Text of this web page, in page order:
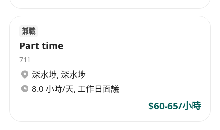
兼職
Part time
711
深水埗, 深水埗
8.0 小時/天, 工作日面議
$60-65/小時